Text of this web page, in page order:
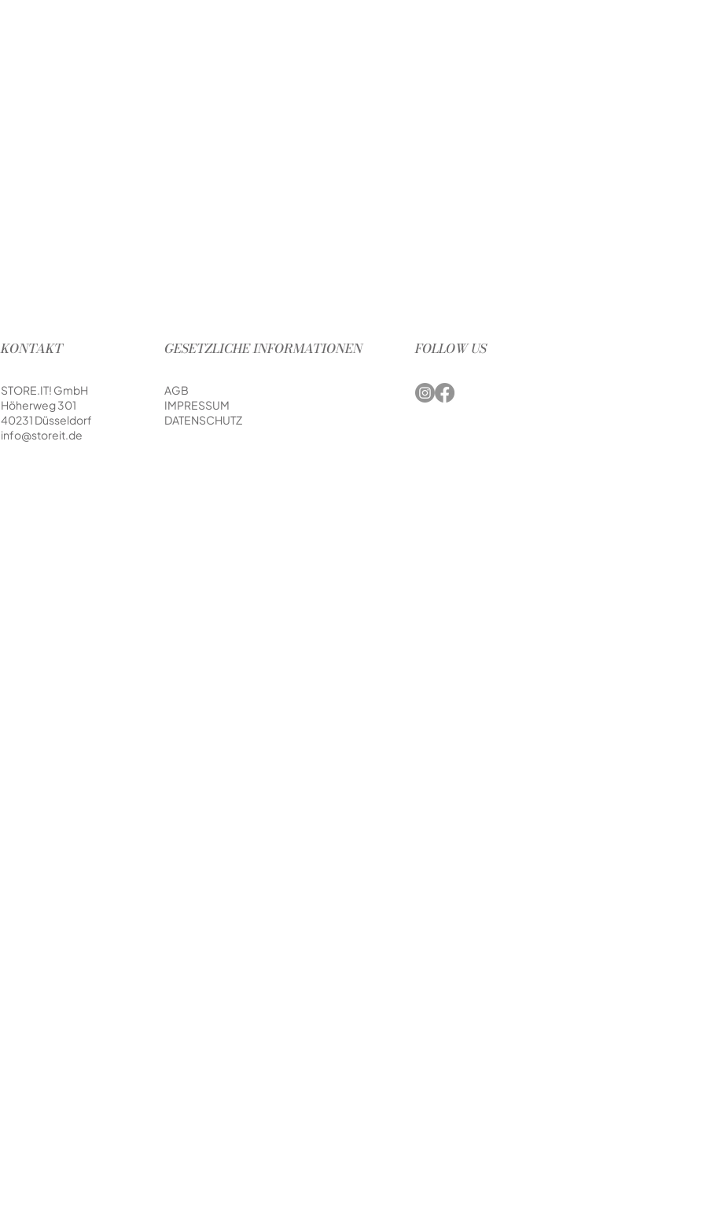
KONTAKT GESETZLICHE INFORMATIONEN
STORE.IT! GmbH
Höherweg 301
40231 Düsseldorf
info@storeit.de
AGB
IMPRESSUM
DATENSCHUTZ
FOLLOW US